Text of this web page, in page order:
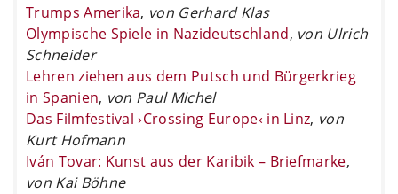
Trumps Amerika, von Gerhard Klas
Olympische Spiele in Nazideutschland, von Ulrich
Schneider
Lehren ziehen aus dem Putsch und Bürgerkrieg
in Spanien, von Paul Michel
Das Filmfestival ›Crossing Europe‹ in Linz, von
Kurt Hofmann
Iván Tovar: Kunst aus der Karibik – Briefmarke,
von Kai Böhne